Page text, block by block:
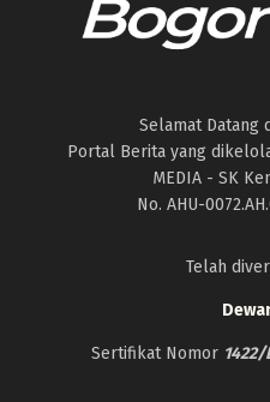
Selamat Datang
Portal Berita yang
MEDIA - SK
No. AHU-
Telah
Sertifikat Nomor